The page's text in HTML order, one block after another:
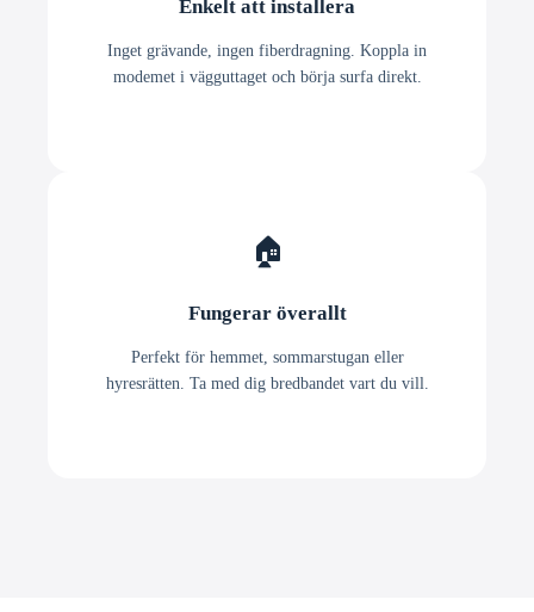
Enkelt att installera
Inget grävande, ingen fiberdragning. Koppla in
modemet i vägguttaget och börja surfa direkt.
🏠
Fungerar överallt
Perfekt för hemmet, sommarstugan eller
hyresrätten. Ta med dig bredbandet vart du vill.